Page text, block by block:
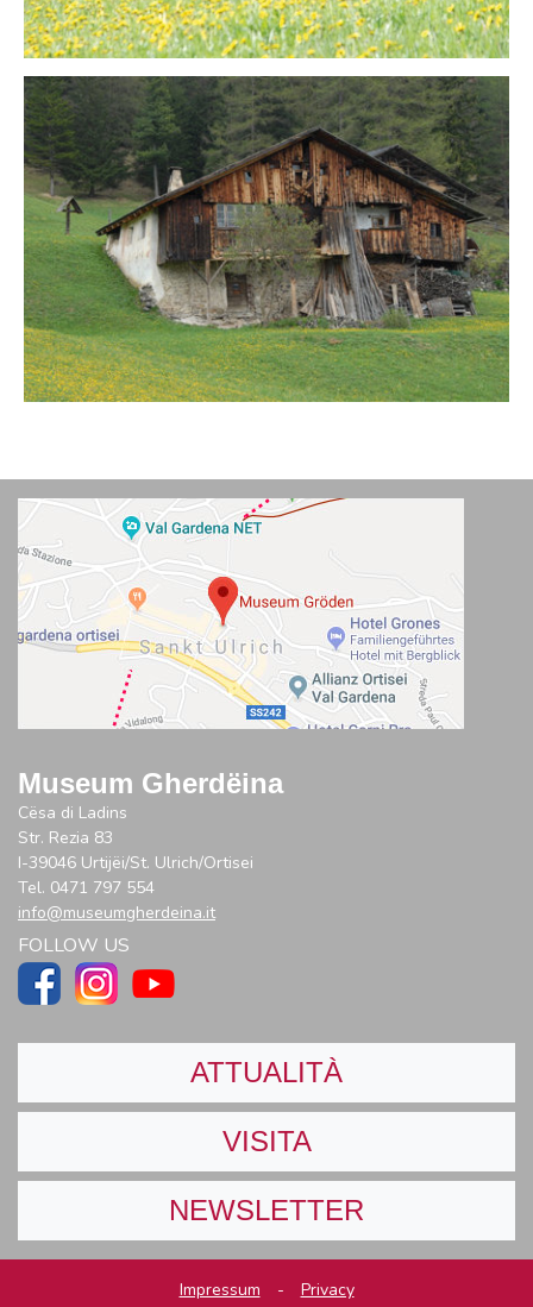
Museum Gherdëina
Cësa di Ladins
Str. Rezia 83
I-39046 Urtijëi/St. Ulrich/Ortisei
Tel. 0471 797 554
info@museumgherdeina.it
FOLLOW US
ATTUALITÀ
VISITA
NEWSLETTER
Impressum - Privacy